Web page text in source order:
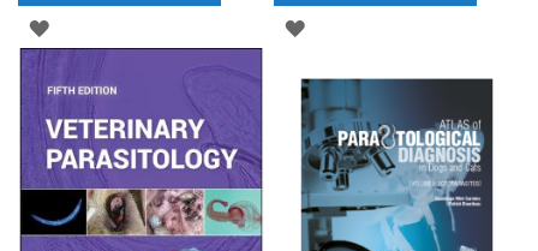
ADICIONAR
LISTA
DE
DESEJOS
ADICIONAR
LISTA
DE
DESEJOS